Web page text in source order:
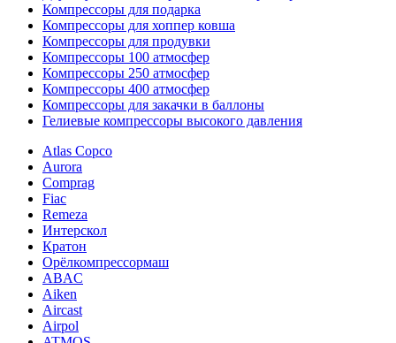
Компрессоры для подарка
Компрессоры для хоппер ковша
Компрессоры для продувки
Компрессоры 100 атмосфер
Компрессоры 250 атмосфер
Компрессоры 400 атмосфер
Компрессоры для закачки в баллоны
Гелиевые компрессоры высокого давления
Atlas Copco
Aurora
Comprag
Fiac
Remeza
Интерскол
Кратон
Орёлкомпрессормаш
ABAC
Aiken
Aircast
Airpol